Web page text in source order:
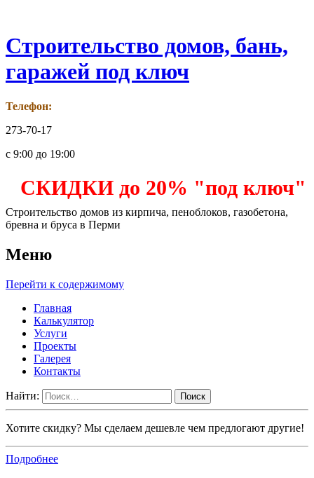
Строительство домов, бань,
гаражей под ключ
Телефон:
273-70-17
с 9:00 до 19:00
СКИДКИ до 20% "под ключ"
Строительство домов из кирпича, пеноблоков, газобетона,
бревна и бруса в Перми
Меню
Перейти к содержимому
Главная
Калькулятор
Услуги
Проекты
Галерея
Контакты
Найти:
Хотите скидку? Мы сделаем дешевле чем предлогают другие!
Подробнее